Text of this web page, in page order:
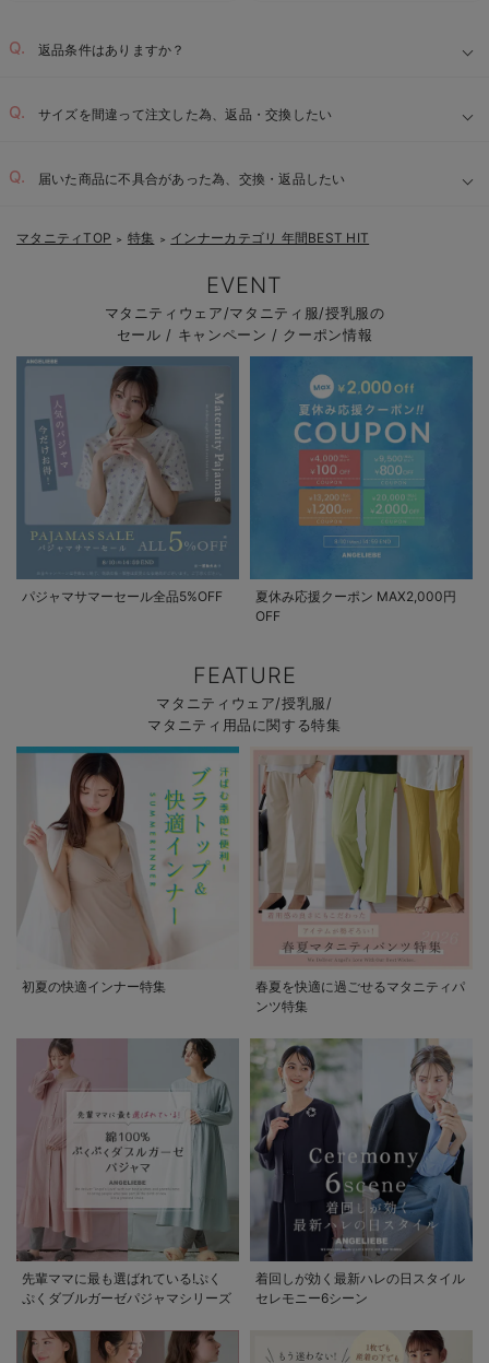
返品条件はありますか？
サイズを間違って注文した為、返品・交換したい
届いた商品に不具合があった為、交換・返品したい
マタニティTOP ＞ 特集 ＞ インナーカテゴリ 年間BEST HIT
EVENT
マタニティウェア/マタニティ服/授乳服の
セール / キャンペーン / クーポン情報
パジャマサマーセール全品5%OFF
夏休み応援クーポン MAX2,000円
OFF
FEATURE
マタニティウェア/授乳服/
マタニティ用品に関する特集
初夏の快適インナー特集
春夏を快適に過ごせるマタニティパ
ンツ特集
先輩ママに最も選ばれている!ぷく
ぷくダブルガーゼパジャマシリーズ
着回しが効く最新ハレの日スタイル
セレモニー6シーン